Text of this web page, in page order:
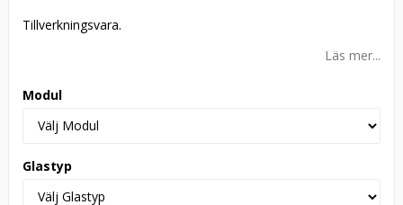
Tillverkningsvara.
Läs mer...
Modul
Glastyp